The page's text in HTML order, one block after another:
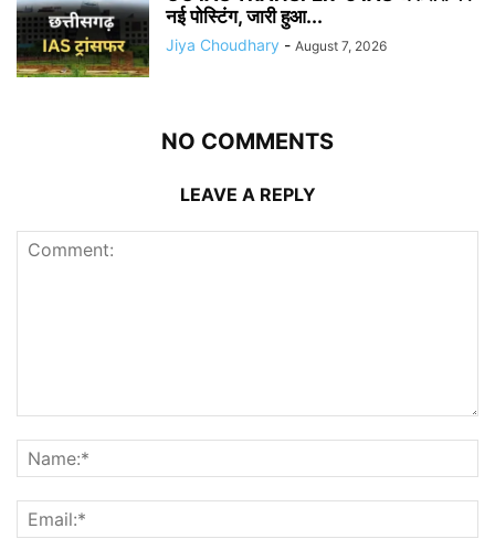
नई पोस्टिंग, जारी हुआ...
Jiya Choudhary - August 7, 2026
NO COMMENTS
LEAVE A REPLY